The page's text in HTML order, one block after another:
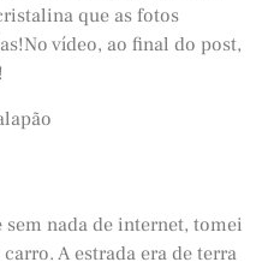
que as fotos
vídeo, ao final do post,
sem nada de internet, tomei
A estrada era de terra